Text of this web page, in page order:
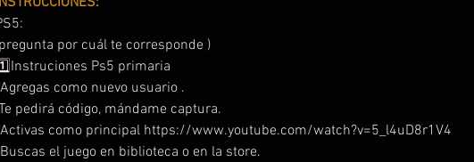
por cuál te corresponde )
Ps5 primaria
como nuevo usuario .
pedirá código, mándame captura.
como principal https://www.youtube.com/watch?v=5_l4uD8r1V4
el juego en biblioteca o en la store.